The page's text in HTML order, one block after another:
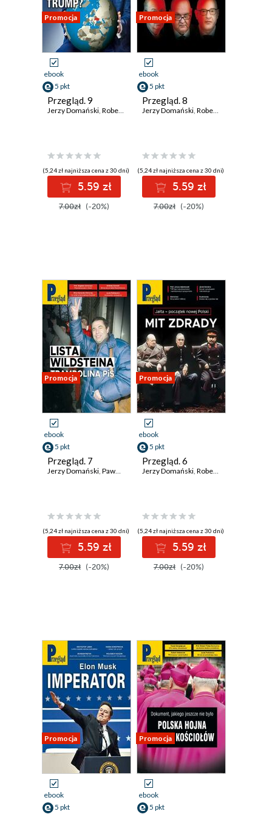
Promocja
ebook
5 pkt
Przegląd. 9
Jerzy Domański, Robert Walenciak ,Paweł Dybicz,Roman Kurkiewicz
(5,24 zł najniższa cena z 30 dni)
5.59 zł
7.00zł (-20%)
Promocja
ebook
5 pkt
Przegląd. 8
Jerzy Domański, Robert Walenciak
(5,24 zł najniższa cena z 30 dni)
5.59 zł
7.00zł (-20%)
Promocja
ebook
5 pkt
Przegląd. 7
Jerzy Domański, Paweł Dybicz ,Roman Kurkiewicz,Marek Czarkowski
(5,24 zł najniższa cena z 30 dni)
5.59 zł
7.00zł (-20%)
Promocja
ebook
5 pkt
Przegląd. 6
Jerzy Domański, Robert Walenciak
(5,24 zł najniższa cena z 30 dni)
5.59 zł
7.00zł (-20%)
Promocja
ebook
5 pkt
Promocja
ebook
5 pkt